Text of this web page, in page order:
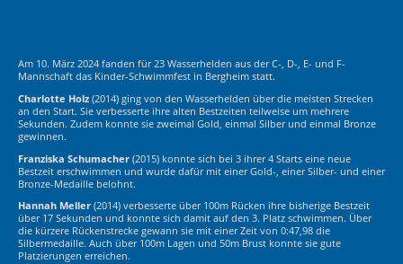
Am 10. März 2024 fanden für 23 Wasserhelden aus der C-, D-, E- und F-
Mannschaft das Kinder-Schwimmfest in Bergheim statt.
Charlotte Holz (2014) ging von den Wasserhelden über die meisten Strecken
an den Start. Sie verbesserte ihre alten Bestzeiten teilweise um mehrere
Sekunden. Zudem konnte sie zweimal Gold, einmal Silber und einmal Bronze
gewinnen.
Franziska Schumacher (2015) konnte sich bei 3 ihrer 4 Starts eine neue
Bestzeit erschwimmen und wurde dafür mit einer Gold-, einer Silber- und einer
Bronze-Medaille belohnt.
Hannah Meller (2014) verbesserte über 100m Rücken ihre bisherige Bestzeit
über 17 Sekunden und konnte sich damit auf den 3. Platz schwimmen. Über
die kürzere Rückenstrecke gewann sie mit einer Zeit von 0:47,98 die
Silbermedaille. Auch über 100m Lagen und 50m Brust konnte sie gute
Platzierungen erreichen.